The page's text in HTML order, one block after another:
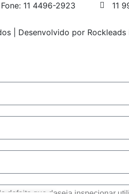
Fone: 11 4496-2923 11
| Desenvolvido por Rockleads